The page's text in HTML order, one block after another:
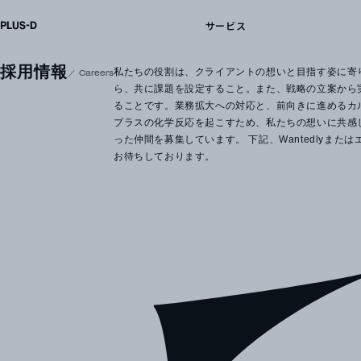
サービス
採用情報 Careers私たちの役割は、クライアントの想いと目指す姿に
ら、共に課題を設定すること。また、戦略の立案か
ることです。業務拡大への対応と、前向きに進める
プラスの化学反応を起こすため、私たちの想いに共
った仲間を募集しています。 下記、Wantedlyまたは
お待ちしております。